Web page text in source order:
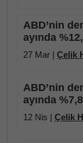
ABD’nin
ayında
27 Mar | Çelik
ABD’nin
ayında
12 Nis | Çelik